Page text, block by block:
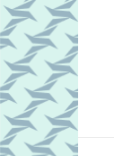
Перейти
к
контенту